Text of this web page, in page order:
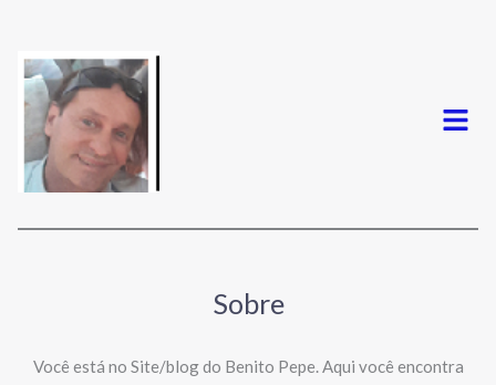
Menu
Sobre
Você está no Site/blog do Benito Pepe. Aqui você encontra